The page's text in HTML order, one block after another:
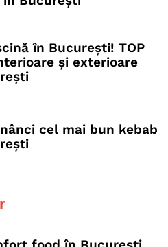
în București! TOP
și exterioare
cel mai bun kebab